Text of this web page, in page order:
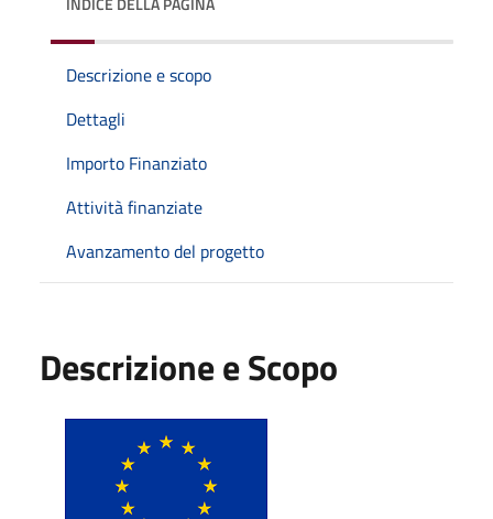
Descrizione e scopo
Dettagli
Importo Finanziato
Attività finanziate
Avanzamento del progetto
Descrizione e Scopo